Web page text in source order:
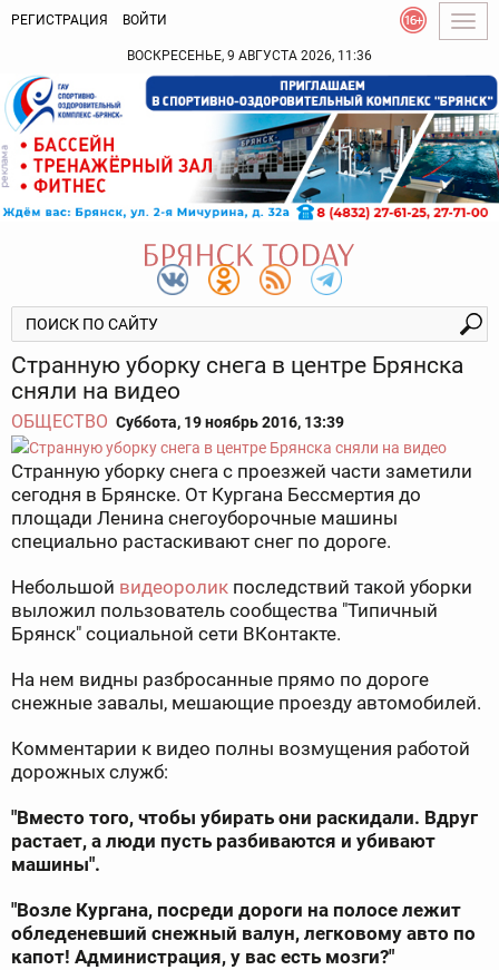
РЕГИСТРАЦИЯ ВОЙТИ
ВОСКРЕСЕНЬЕ, 9 АВГУСТА 2026, 11:36
Странную уборку снега в центре Брянска
сняли на видео
ОБЩЕСТВО Суббота, 19 ноябрь 2016, 13:39
Странную уборку снега с проезжей части заметили
сегодня в Брянске. От Кургана Бессмертия до
площади Ленина снегоуборочные машины
специально растаскивают снег по дороге.
Небольшой видеоролик последствий такой уборки
выложил пользователь сообщества "Типичный
Брянск" социальной сети ВКонтакте.
На нем видны разбросанные прямо по дороге
снежные завалы, мешающие проезду автомобилей.
Комментарии к видео полны возмущения работой
дорожных служб:
"Вместо того, чтобы убирать они раскидали. Вдруг
растает, а люди пусть разбиваются и убивают
машины".
"Возле Кургана, посреди дороги на полосе лежит
обледеневший снежный валун, легковому авто по
капот! Администрация, у вас есть мозги?"